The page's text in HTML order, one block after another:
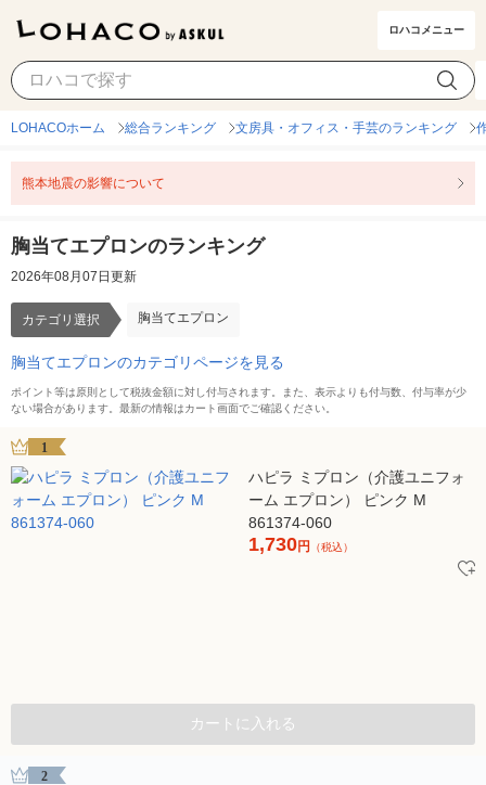
ロハコメニュー
胸当てエプロン カテゴリ選択
LOHACOホーム 総合ランキング 文房具・オフィス・手芸のランキング
熊本地震の影響について
胸当てエプロンのランキング
2026年08月07日更新
カテゴリ選択 胸当てエプロン
胸当てエプロンのカテゴリページを見る
ポイント等は原則として税抜金額に対し付与されます。また、表示よりも付与数、付与率が少
ない場合があります。最新の情報はカート画面でご確認ください。
1
ハピラ ミプロン（介護ユニフォ
ーム エプロン） ピンク M
861374-060
1,730円 （税込）
カートに入れる
2